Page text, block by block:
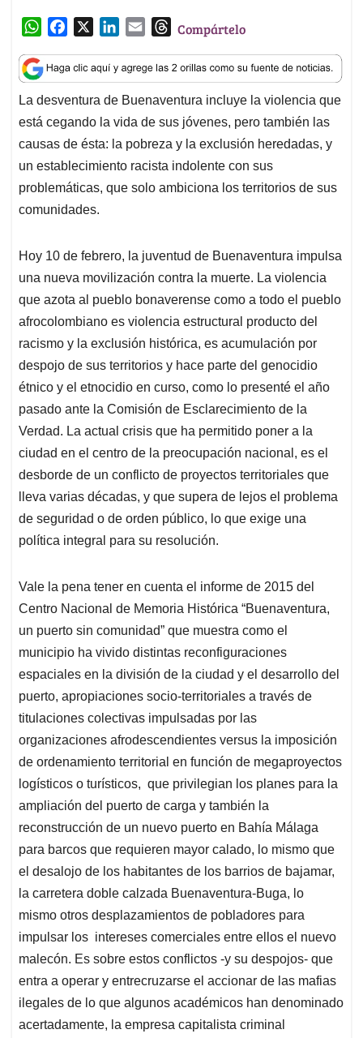
W
a
t
s
A
p
p
c
e
b
o
o
k
n
k
e
d
I
n
a
i
l
T
r
e
a
d
s
Compártelo
La desventura de Buenaventura incluye la violencia que
está cegando la vida de sus jóvenes, pero también las
causas de ésta: la pobreza y la exclusión heredadas, y
un establecimiento racista indolente con sus
problemáticas, que solo ambiciona los territorios de sus
comunidades.
Hoy 10 de febrero, la juventud de Buenaventura impulsa
una nueva movilización contra la muerte. La violencia
que azota al pueblo bonaverense como a todo el pueblo
afrocolombiano es violencia estructural producto del
racismo y la exclusión histórica, es acumulación por
despojo de sus territorios y hace parte del genocidio
étnico y el etnocidio en curso, como lo presenté el año
pasado ante la Comisión de Esclarecimiento de la
Verdad. La actual crisis que ha permitido poner a la
ciudad en el centro de la preocupación nacional, es el
desborde de un conflicto de proyectos territoriales que
lleva varias décadas, y que supera de lejos el problema
de seguridad o de orden público, lo que exige una
política integral para su resolución.
Vale la pena tener en cuenta el informe de 2015 del
Centro Nacional de Memoria Histórica “Buenaventura,
un puerto sin comunidad” que muestra como el
municipio ha vivido distintas reconfiguraciones
espaciales en la división de la ciudad y el desarrollo del
puerto, apropiaciones socio-territoriales a través de
titulaciones colectivas impulsadas por las
organizaciones afrodescendientes versus la imposición
de ordenamiento territorial en función de megaproyectos
logísticos o turísticos, que privilegian los planes para la
ampliación del puerto de carga y también la
reconstrucción de un nuevo puerto en Bahía Málaga
para barcos que requieren mayor calado, lo mismo que
el desalojo de los habitantes de los barrios de bajamar,
la carretera doble calzada Buenaventura-Buga, lo
mismo otros desplazamientos de pobladores para
impulsar los intereses comerciales entre ellos el nuevo
malecón. Es sobre estos conflictos -y su despojos- que
entra a operar y entrecruzarse el accionar de las mafias
ilegales de lo que algunos académicos han denominado
acertadamente, la empresa capitalista criminal